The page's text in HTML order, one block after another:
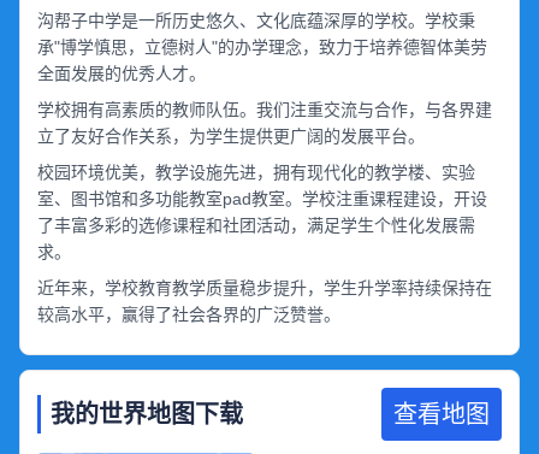
沟帮子中学是一所历史悠久、文化底蕴深厚的学校。学校秉
承"博学慎思，立德树人"的办学理念，致力于培养德智体美劳
全面发展的优秀人才。
学校拥有高素质的教师队伍。我们注重交流与合作，与各界建
立了友好合作关系，为学生提供更广阔的发展平台。
校园环境优美，教学设施先进，拥有现代化的教学楼、实验
室、图书馆和多功能教室pad教室。学校注重课程建设，开设
了丰富多彩的选修课程和社团活动，满足学生个性化发展需
求。
近年来，学校教育教学质量稳步提升，学生升学率持续保持在
较高水平，赢得了社会各界的广泛赞誉。
我的世界地图下载 查看地图